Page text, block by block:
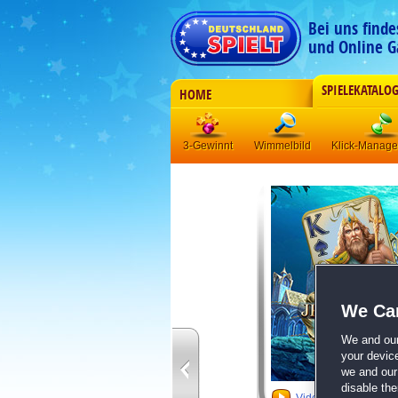
Bei uns
und Online
HOME SPIELEKATALOG
3-Gewinnt Wimmelbild Klick-
We
We and
your
we and
disable